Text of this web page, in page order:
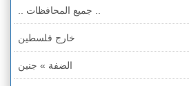
خارج فلسطين
الضفة » جنين